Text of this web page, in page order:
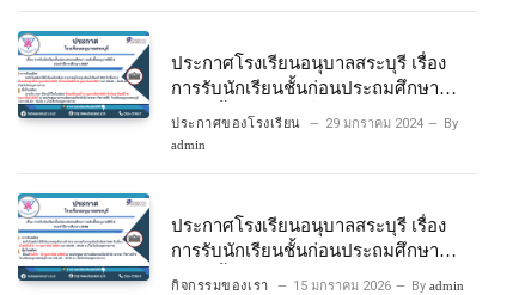
ประกาศโรงเรียนอนุบาลสระบุรี เรื่อง
การรับนักเรียนชั้นก่อนประถมศึกษา
ระดับชั้นอนุบาลปีที่ 2 ประจําปีการศึกษา
2567
ประกาศของโรงเรียน 29 มกราคม 2024 By
admin
ประกาศโรงเรียนอนุบาลสระบุรี เรื่อง
การรับนักเรียนชั้นก่อนประถมศึกษา
ระดับชั้นอนุบาลปีที่ ๒ ประจำปีการศึกษา
กิจกรรมของเรา 15 มกราคม 2026 By admin